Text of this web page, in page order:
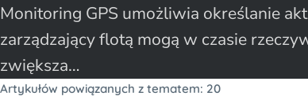
Monitoring GPS umożliwia określanie
zarządzający flotą mogą w czasie
zwiększa…
Artykułów powiązanych z tematem: 20